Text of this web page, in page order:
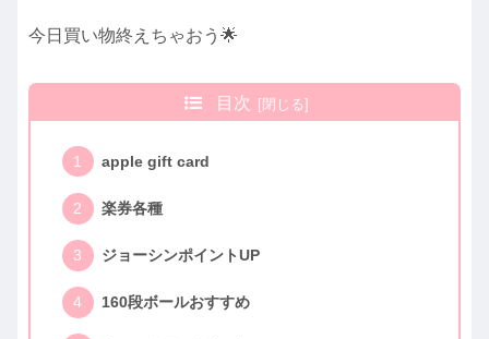
今日買い物終えちゃおう🌟
目次
apple gift card
楽券各種
ジョーシンポイントUP
160段ボールおすすめ